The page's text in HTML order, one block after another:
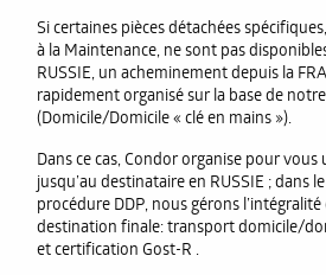
Si certaines pièces détachées
à la Maintenance, ne sont pas
RUSSIE, un acheminement depuis la
rapidement organisé sur la base de
(Domicile/Domicile « clé en mains »).
Dans ce cas, Condor organise pour
jusqu’au destinataire en RUSSIE ; dans
procédure DDP, nous gérons
destination finale: transport domicile/
et certification Gost-R .